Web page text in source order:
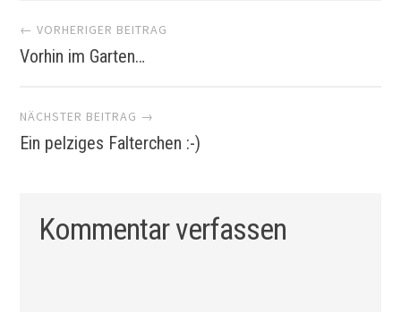
Artikel-
Navigation
← VORHERIGER BEITRAG
Vorhin im Garten…
NÄCHSTER BEITRAG →
Ein pelziges Falterchen :-)
Kommentar verfassen